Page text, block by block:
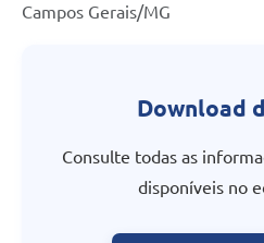
Campos Gerais/MG
Download
Consulte todas as
disponíveis no